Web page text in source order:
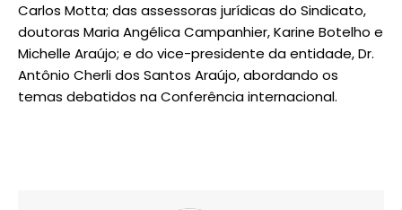
Carlos Motta; das assessoras jurídicas do Sindicato,
doutoras Maria Angélica Campanhier, Karine Botelho e
Michelle Araújo; e do vice-presidente da entidade, Dr.
Antônio Cherli dos Santos Araújo, abordando os
temas debatidos na Conferência internacional.